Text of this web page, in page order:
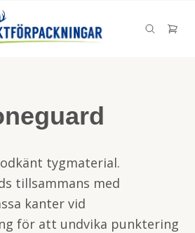
tygmaterial.
tillsammans med
kanter vid
för att undvika punktering